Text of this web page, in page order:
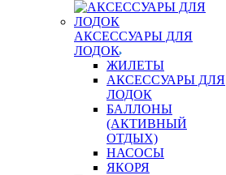
АКСЕССУАРЫ ДЛЯ
ЛОДОК
ЖИЛЕТЫ
АКСЕССУАРЫ ДЛЯ
ЛОДОК
БАЛЛОНЫ
(АКТИВНЫЙ
ОТДЫХ)
НАСОСЫ
ЯКОРЯ